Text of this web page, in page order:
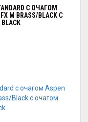
С ОЧАГОМ
M BRASS/BLACK С